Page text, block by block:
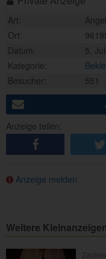
Art:
Ort:
Datum:
5.
Kategorie:
Besucher:
551
Anzeige teilen:
Anzeige melden
Weitere